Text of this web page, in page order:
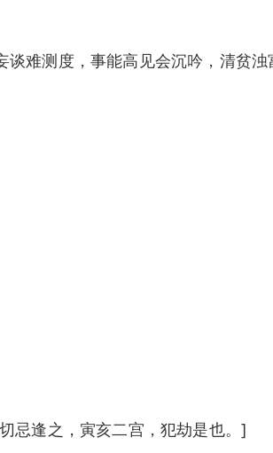
难测度，事能高见会沉吟，清贫
忌逢之，寅亥二宫，犯劫是也。]